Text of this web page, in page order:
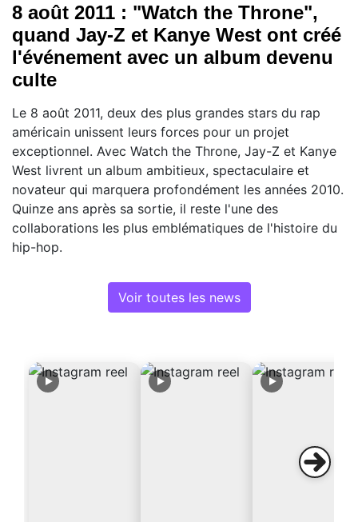
8 août 2011 : "Watch the Throne",
quand Jay-Z et Kanye West ont créé
l'événement avec un album devenu
culte
Le 8 août 2011, deux des plus grandes stars du rap
américain unissent leurs forces pour un projet
exceptionnel. Avec Watch the Throne, Jay-Z et Kanye
West livrent un album ambitieux, spectaculaire et
novateur qui marquera profondément les années 2010.
Quinze ans après sa sortie, il reste l'une des
collaborations les plus emblématiques de l'histoire du
hip-hop.
Voir toutes les news